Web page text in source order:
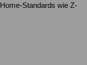
Standards wie Z-